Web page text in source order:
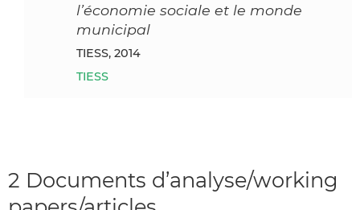
l’économie sociale et le monde
municipal
TIESS, 2014
TIESS
2 Documents d’analyse/working